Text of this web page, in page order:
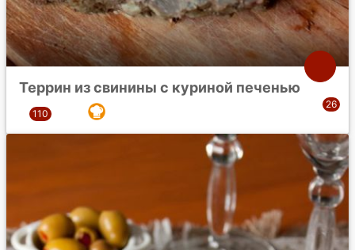
Террин из свинины с куриной печенью